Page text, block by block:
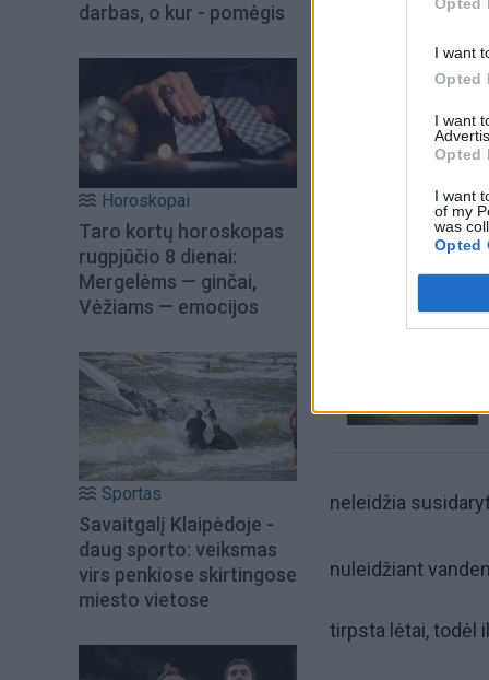
I want
Opted
I want
Opted
I want
of my
was
Opted
darbas, o kur - pomėgis
Horoskopai
Taro kortų horoskopas
rugpjūčio 8 dienai:
Mergelėms — ginčai,
Vėžiams — emocijos
Sportas
Savaitgalį Klaipėdoje -
daug sporto: veiksmas
virs penkiose skirtingose
miesto vietose
Šiuo metu
neleidžia
nuleidžiant
tirpsta lėtai, todėl